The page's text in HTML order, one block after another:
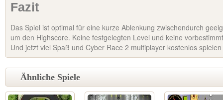
Fazit
Das Spiel ist optimal für eine kurze Ablenkung zwischendurch
um den Highscore. Keine festgelegten Level und keine
Und jetzt viel Spaß und Cyber Race 2 multiplayer kostenlos
Ähnliche Spiele